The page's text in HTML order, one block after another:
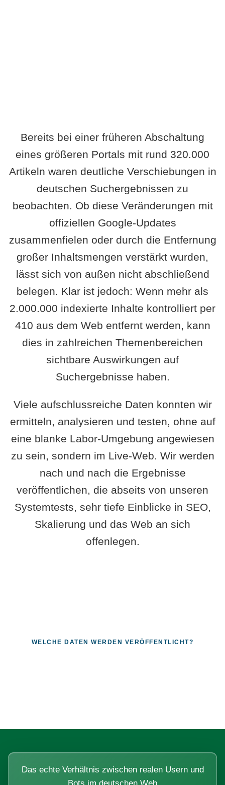
Bereits bei einer früheren Abschaltung
eines größeren Portals mit rund 320.000
Artikeln waren deutliche Verschiebungen in
deutschen Suchergebnissen zu
beobachten. Ob diese Veränderungen mit
offiziellen Google-Updates
zusammenfielen oder durch die Entfernung
großer Inhaltsmengen verstärkt wurden,
lässt sich von außen nicht abschließend
belegen. Klar ist jedoch: Wenn mehr als
2.000.000 indexierte Inhalte kontrolliert per
410 aus dem Web entfernt werden, kann
dies in zahlreichen Themenbereichen
sichtbare Auswirkungen auf
Suchergebnisse haben.
Viele aufschlussreiche Daten konnten wir
ermitteln, analysieren und testen, ohne auf
eine blanke Labor-Umgebung angewiesen
zu sein, sondern im Live-Web. Wir werden
nach und nach die Ergebnisse
veröffentlichen, die abseits von unseren
Systemtests, sehr tiefe Einblicke in SEO,
Skalierung und das Web an sich
offenlegen.
WELCHE DATEN WERDEN VERÖFFENTLICHT?
Das echte Verhältnis zwischen realen Usern und